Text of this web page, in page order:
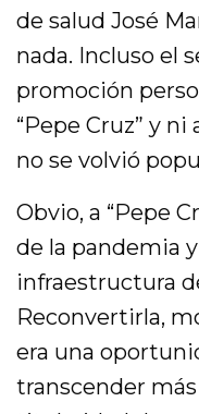
de salud José
nada. Incluso el
promoción
“Pepe Cruz” y
no se volvió
Obvio, a “Pepe
de la pandemia
infraestructura
Reconvertirla,
era una
transcender